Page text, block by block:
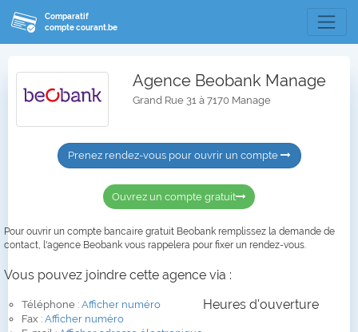
Comparatif
compte courant.be
Agence Beobank Manage
Grand Rue 31 à 7170 Manage
Prenez rendez-vous pour ouvrir un compte
Ouvrez un compte gratuit
Pour ouvrir un compte bancaire gratuit Beobank remplissez la demande de
contact, l'agence Beobank vous rappelera pour fixer un rendez-vous.
Vous pouvez joindre cette agence via :
Téléphone : Afficher numéro
Fax : Afficher numéro
Heures d'ouverture